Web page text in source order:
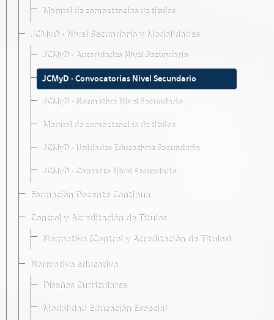
Manual de competencias de títulos
JCMyD · Nivel Secundario y Modalidades
JCMyD · Autoridades Nivel Secundario
JCMyD · Convocatorias Nivel Secundario
JCMyD · Normativa Nivel Secundario
Manual de competencias de títulos
JCMyD · Unidades Educativas Secundaria
JCMyD · Contacto Nivel Secundario
Formación Docente Continua
Control y Acreditación de Títulos
Normativa (Control y Acreditación de Títulos)
Normativa educativa
Diseños Curriculares
Modalidad Educación Especial